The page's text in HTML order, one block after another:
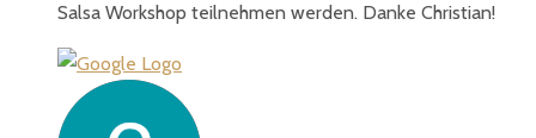
Salsa Workshop teilnehmen werden. Danke Christian!